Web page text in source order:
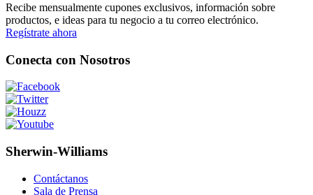
Recibe mensualmente cupones exclusivos, información sobre
productos, e ideas para tu negocio a tu correo electrónico.
Regístrate ahora
Conecta con Nosotros
Sherwin-Williams
Contáctanos
Sala de Prensa